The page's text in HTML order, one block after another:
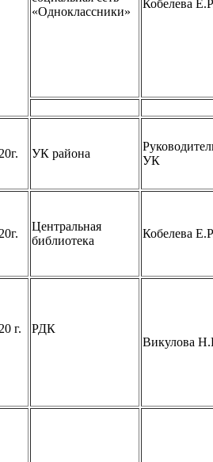
«Одноклассники»
Кобелева
УК района
УК
Центральная
библиотека
Кобелева
г.
РДК
Викулова